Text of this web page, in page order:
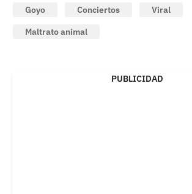
Goyo Conciertos
Viral
Maltrato animal
PUBLICIDAD